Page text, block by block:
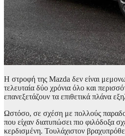
Η στροφή της Mazda δεν είναι
τελευταία δύο χρόνια όλο και
επανεξετάζουν τα επιθετικά πλάνα
Ωστόσο, σε σχέση με πολλούς
που είχαν διατυπώσει πιο φιλόδοξα
κερδισμένη. Τουλάχιστον